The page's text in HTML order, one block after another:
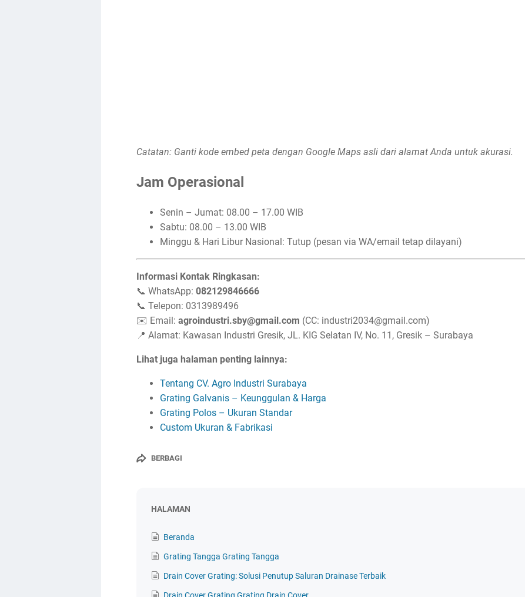
Catatan: Ganti kode embed peta dengan Google Maps asli dari alamat Anda untuk akurasi.
Jam Operasional
Senin – Jumat: 08.00 – 17.00 WIB
Sabtu: 08.00 – 13.00 WIB
Minggu & Hari Libur Nasional: Tutup (pesan via WA/email tetap dilayani)
Informasi Kontak Ringkasan:
📞 WhatsApp: 082129846666
📞 Telepon: 0313989496
✉️ Email: agroindustri.sby@gmail.com (CC: industri2034@gmail.com)
📍 Alamat: Kawasan Industri Gresik, JL. KIG Selatan IV, No. 11, Gresik – Surabaya
Lihat juga halaman penting lainnya:
Tentang CV. Agro Industri Surabaya
Grating Galvanis – Keunggulan & Harga
Grating Polos – Ukuran Standar
Custom Ukuran & Fabrikasi
BERBAGI
HALAMAN
Beranda
Grating Tangga Grating Tangga
Drain Cover Grating: Solusi Penutup Saluran Drainase Terbaik
Drain Cover Grating Grating Drain Cover